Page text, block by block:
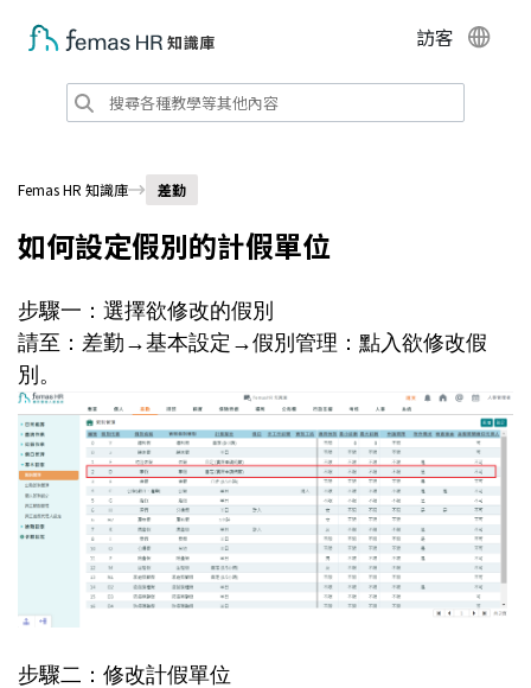
訪客
Femas HR 知識庫 差勤
如何設定假別的計假單位
步驟一：選擇欲修改的假別
請至：差勤→基本設定→假別管理：點入欲修改假
別。
步驟二：修改計假單位